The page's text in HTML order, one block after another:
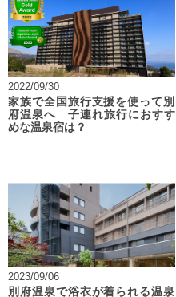
2022/09/30
家族で全国旅行支援を使って別
府温泉へ 子連れ旅行におすす
めな温泉宿は？
2023/09/06
別府温泉で浴衣が着られる温泉